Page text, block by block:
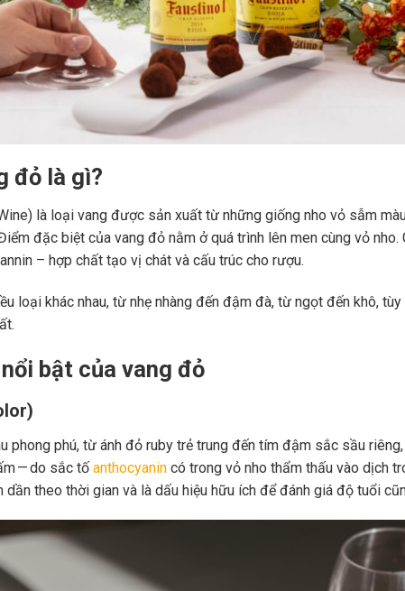
đỏ là gì?
là loại vang được sản xuất từ những giống nho vỏ sẫm
đặc biệt của vang đỏ nằm ở quá trình lên men cùng vỏ
– hợp chất tạo vị chát và cấu trúc cho rượu.
loại khác nhau, từ nhẹ nhàng đến đậm đà, từ ngọt đến khô,
bật của vang đỏ
phong phú, từ ánh đỏ ruby trẻ trung đến tím đậm sắc sầu
— do sắc tố anthocyanincó trong vỏ nho thẩm thấu vào dịch
theo thời gian và là dấu hiệu hữu ích để đánh giá độ tuổi